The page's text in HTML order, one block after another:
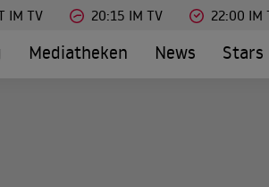
IM TV 20:15 IM TV 22:00 IM
Mediatheken News Stars